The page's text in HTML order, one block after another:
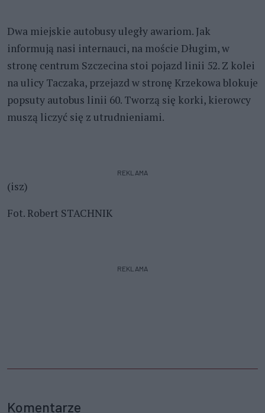
Dwa miejskie autobusy uległy awariom. Jak
informują nasi internauci, na moście Długim, w
stronę centrum Szczecina stoi pojazd linii 52. Z kolei
na ulicy Taczaka, przejazd w stronę Krzekowa blokuje
popsuty autobus linii 60. Tworzą się korki, kierowcy
muszą liczyć się z utrudnieniami.
REKLAMA
(isz)
Fot. Robert STACHNIK
REKLAMA
Komentarze